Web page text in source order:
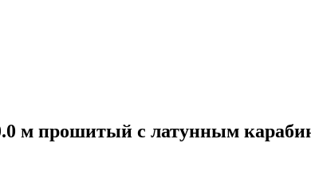
м прошитый с латунным